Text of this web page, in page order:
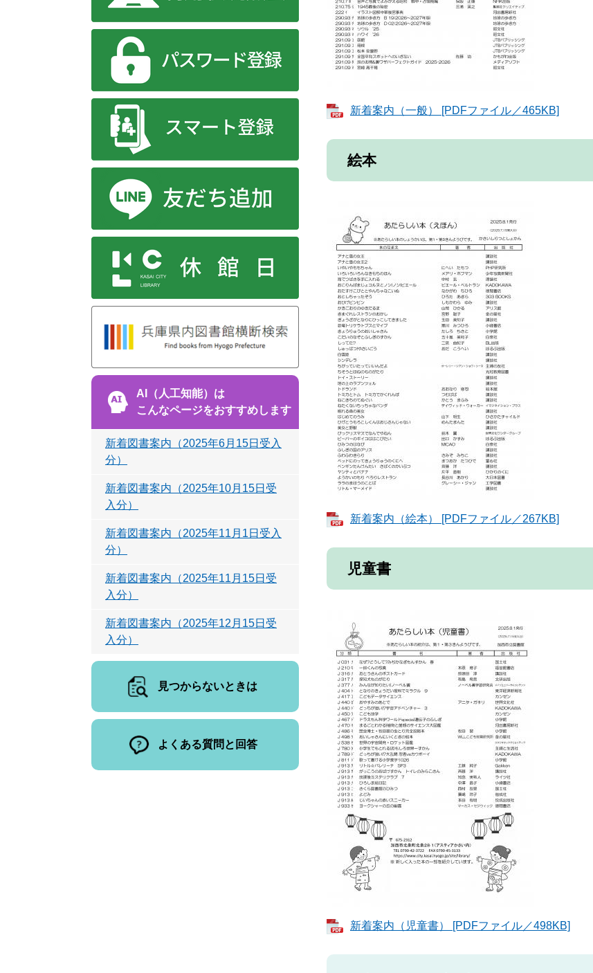
新着案内（一般） [PDFファイル／465KB]
絵本
新着案内（絵本） [PDFファイル／267KB]
児童書
新着案内（児童書） [PDFファイル／498KB]
AI（人工知能）は
こんなページをおすすめします
新着図書案内（2025年6月15日受入
分）
新着図書案内（2025年10月15日受
入分）
新着図書案内（2025年11月1日受入
分）
新着図書案内（2025年11月15日受
入分）
新着図書案内（2025年12月15日受
入分）
見つからないときは
よくある質問と回答